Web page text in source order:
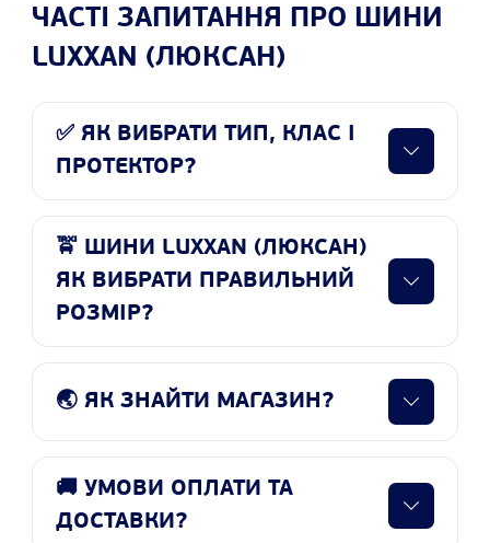
ЧАСТІ ЗАПИТАННЯ ПРО ШИНИ
LUXXAN (ЛЮКСАН)
✅ ЯК ВИБРАТИ ТИП, КЛАС І
ПРОТЕКТОР?
🚖 ШИНИ LUXXAN (ЛЮКСАН)
ЯК ВИБРАТИ ПРАВИЛЬНИЙ
РОЗМІР?
🌏 ЯК ЗНАЙТИ МАГАЗИН?
🚚 УМОВИ ОПЛАТИ ТА
ДОСТАВКИ?